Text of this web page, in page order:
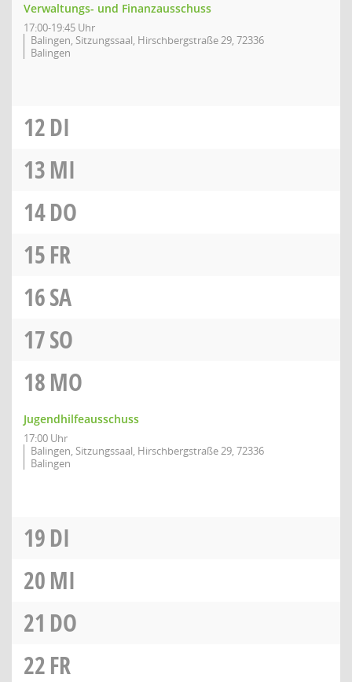
Verwaltungs- und Finanzausschuss
17:00-19:45 Uhr
Balingen, Sitzungssaal, Hirschbergstraße 29, 72336
Balingen
12DI
13MI
14DO
15FR
16SA
17SO
18MO
Jugendhilfeausschuss
17:00 Uhr
Balingen, Sitzungssaal, Hirschbergstraße 29, 72336
Balingen
19DI
20MI
21 DO
22FR